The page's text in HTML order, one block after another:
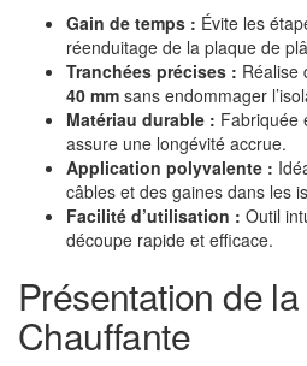
Gain de temps : Évite les
réenduitage de la plaque de
Tranchées précises : Réalise
40 mm sans endommager
Matériau durable : Fabriquée
assure une longévité accrue.
Application polyvalente :
câbles et des gaines dans les
Facilité d’utilisation : Outil
découpe rapide et efficace.
Présentation de
Chauffante